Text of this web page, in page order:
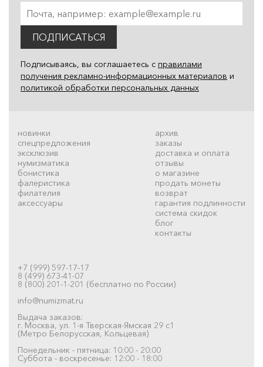
ПОДПИСАТЬСЯ
Подписываясь, вы соглашаетесь с правилами
получения рекламно-информационных материалов и
политикой обработки персональных данных
новинки
спецпредложения
эксклюзив
нумизматика
бонистика
фалеристика
филателия
аксессуары
архив
заказы
доставка и оплата
отзывы
о магазине
продать монеты
возврат
гарантия подлинности
система скидок
блог
контакты
+7 (999) 597-17-17
8 (499) 673-41-07
8 (800) 201-1-201 (бесплатно по России)
info@numizmat.ru
Выдача заказов:
г. Москва, ул. 1-я Тверская-Ямская 29 с1
(Метро Белорусская, Кольцевая)
Понедельник - пятница: 10:00 - 20:00
Суббота - воскресенье: 12:00 - 18:00